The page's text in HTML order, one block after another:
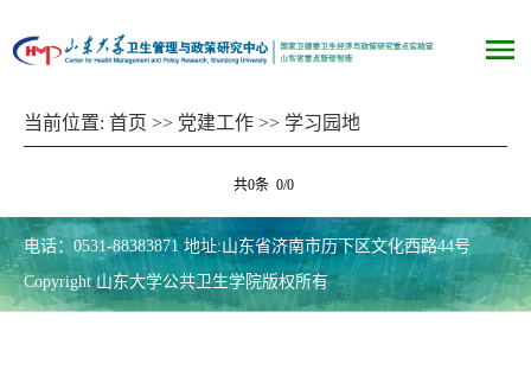
当前位置: 首页 >> 党建工作 >> 学习园地
共0条 0/0
电话：0531-88383871 地址:山东省济南市历下区文化西路44号
Copyright 山东大学公共卫生学院版权所有